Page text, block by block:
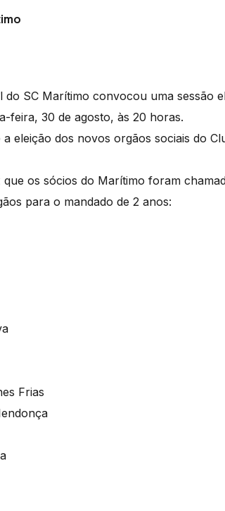
do SC Marítimo convocou uma sessão
feira, 30 de agosto, às 20 horas.
eleição dos novos orgãos sociais do
os sócios do Marítimo foram
para o mandado de 2 anos:
Frias